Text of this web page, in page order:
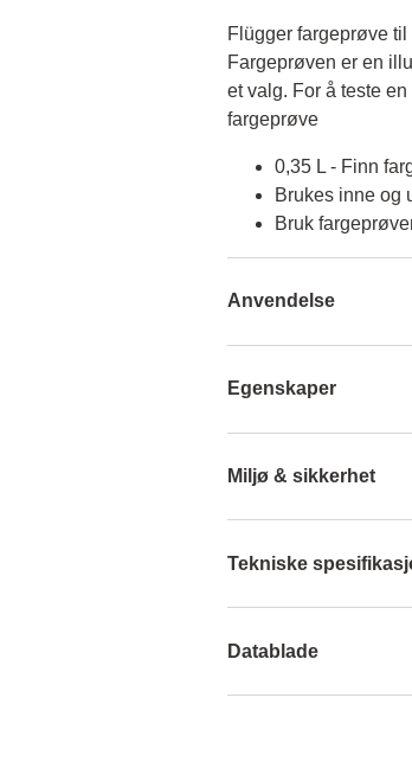
Flügger fargeprøve
Fargeprøven er en
et valg. For å teste
fargeprøve
0,35 L - Finn
Brukes inne og
Bruk
Anvendelse
Egenskaper
Miljø & sikkerhet
Tekniske
Datablade